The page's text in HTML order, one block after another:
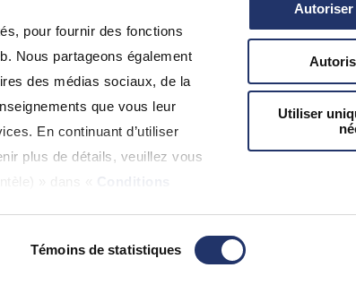
pour fournir des fonctions
Nous partageons également
des médias sociaux, de la
que vous leur
En continuant d’utiliser
plus de détails, veuillez vous
» dans «
Conditions
Témoins de statistiques
Autoriser
Utiliser